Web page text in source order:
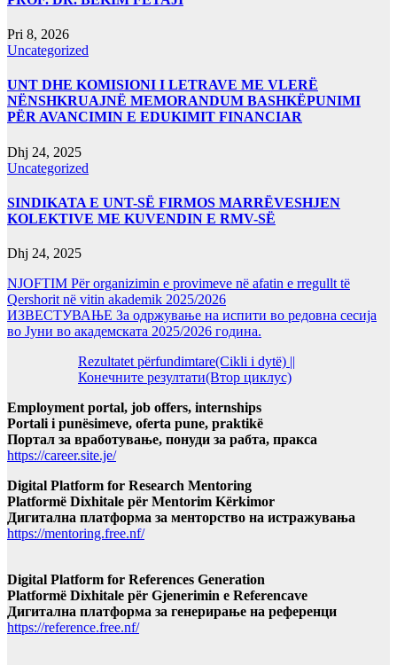
Pri 8, 2026
Uncategorized
UNT DHE KOMISIONI I LETRAVE ME VLERË
NËNSHKRUAJNË MEMORANDUM BASHKËPUNIMI
PËR AVANCIMIN E EDUKIMIT FINANCIAR
Dhj 24, 2025
Uncategorized
SINDIKATA E UNT-SË FIRMOS MARRËVESHJEN
KOLEKTIVE ME KUVENDIN E RMV-SË
Dhj 24, 2025
NJOFTIM Për organizimin e provimeve në afatin e rregullt të
Qershorit në vitin akademik 2025/2026
ИЗВЕСТУВАЊЕ За одржување на испити во редовна сесија
во Јуни во академската 2025/2026 година.
Rezultatet përfundimtare(Cikli i dytë) ||
Конечните резултати(Втор циклус)
Employment portal, job offers, internships
Portali i punësimeve, oferta pune, praktikë
Портал за вработување, понуди за рабта, пракса
https://career.site.je/
Digital Platform for Research Mentoring
Platformë Dixhitale për Mentorim Kërkimor
Дигитална платформа за менторство на истражувања
https://mentoring.free.nf/
Digital Platform for References Generation
Platformë Dixhitale për Gjenerimin e Referencave
Дигитална платформа за генерирање на референци
https://reference.free.nf/